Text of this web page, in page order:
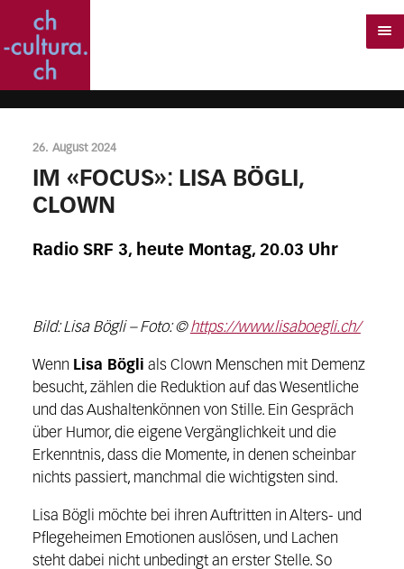
26. August 2024
IM «FOCUS»: LISA BÖGLI,
CLOWN
Radio SRF 3, heute Montag, 20.03 Uhr
Bild: Lisa Bögli – Foto: ©https://www.lisaboegli.ch/
Wenn Lisa Bögli als Clown Menschen mit Demenz
besucht, zählen die Reduktion auf das Wesentliche
und das Aushaltenkönnen von Stille. Ein Gespräch
über Humor, die eigene Vergänglichkeit und die
Erkenntnis, dass die Momente, in denen scheinbar
nichts passiert, manchmal die wichtigsten sind.
Lisa Bögli möchte bei ihren Auftritten in Alters- und
Pflegeheimen Emotionen auslösen, und Lachen
steht dabei nicht unbedingt an erster Stelle. So